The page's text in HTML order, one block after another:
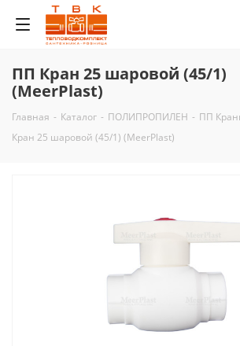
ПП Кран 25 шаровой (45/1)
(MeerPlast)
Главная - Каталог - ПОЛИПРОПИЛЕН - ПП
Кран 25 шаровой (45/1) (MeerPlast)